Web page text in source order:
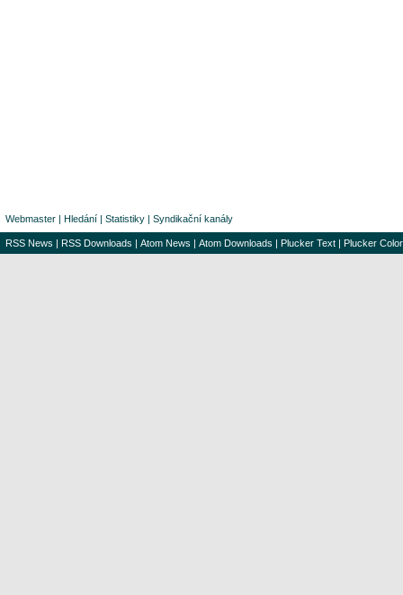
Webmaster | Hledání | Statistiky | Syndikační kanály
RSS News | RSS Downloads | Atom News | Atom Downloads | Plucker Text | Plucker Color